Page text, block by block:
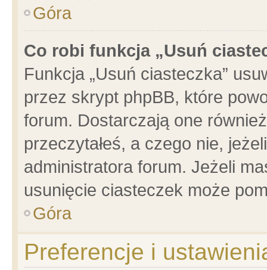
Góra
Co robi funkcja „Usuń
Funkcja „Usuń ciasteczka”
przez skrypt phpBB, które
forum. Dostarczają one
przeczytałeś, a czego nie,
administratora forum. Jeżeli
usunięcie ciasteczek może
Góra
Preferencje i